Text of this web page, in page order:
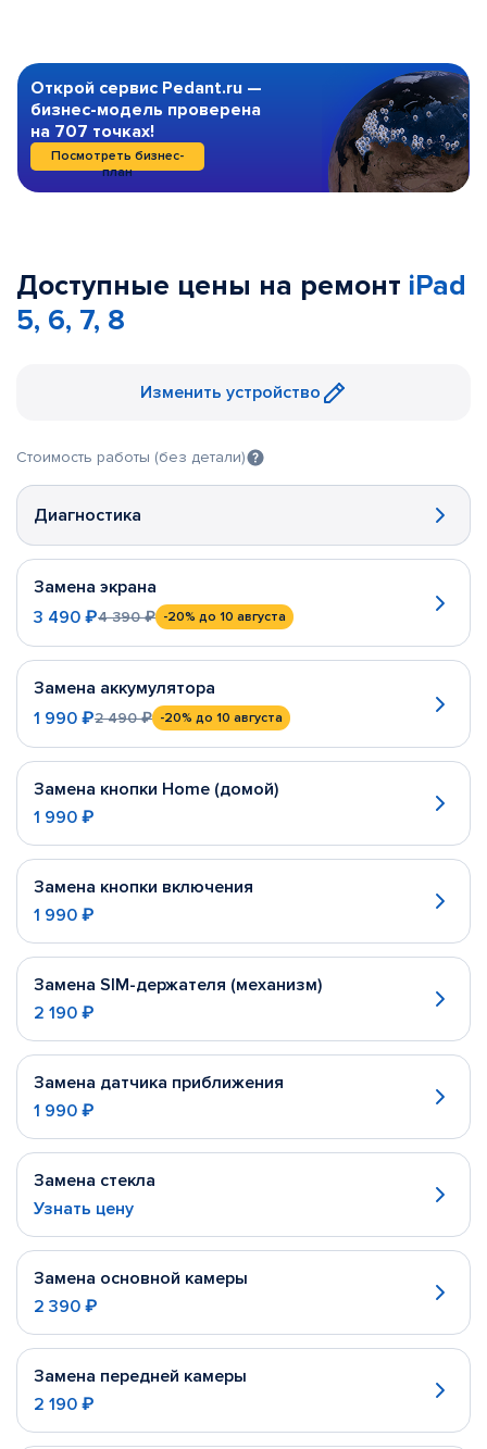
Открой сервис Pedant.ru —
бизнес-модель проверена
на 707 точках!
Посмотреть бизнес-
план
Доступные цены на ремонт iPad
5, 6, 7, 8
Изменить устройство
Стоимость работы (без детали)
Диагностика
Замена экрана
3 490 ₽4 390 ₽ -20% до 10 августа
Замена аккумулятора
1 990 ₽2 490 ₽ -20% до 10 августа
Замена кнопки Home (домой)
1 990 ₽
Замена кнопки включения
1 990 ₽
Замена SIM-держателя (механизм)
2 190 ₽
Замена датчика приближения
1 990 ₽
Замена стекла
Узнать цену
Замена основной камеры
2 390 ₽
Замена передней камеры
2 190 ₽